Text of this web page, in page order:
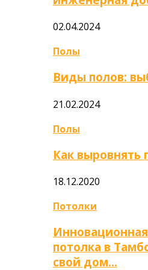
02.04.2024
Полы
Виды полов:
21.02.2024
Полы
Как выровнять
18.12.2020
Потолки
потолка в
свой дом…